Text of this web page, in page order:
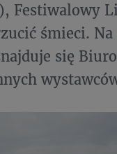
Festiwalowy
śmieci.
się